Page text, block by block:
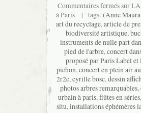
Commentaires ferméssur
à Paris | tags: (Anne
art du recyclage,article de
biodiversité artistique,
instruments de nulle part
pied de l'arbre,concert
proposé par Paris Label
pichon,concert en plein air
2r2c,cyrille bosc,dessin
photos arbres remarquables,
urbain à paris,flûtes en séries,
situ,installations éphémères